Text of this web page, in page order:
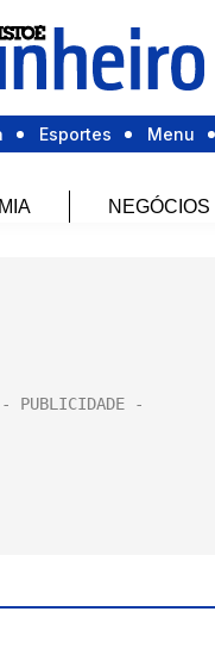
Esportes Menu
NEGÓCIOS